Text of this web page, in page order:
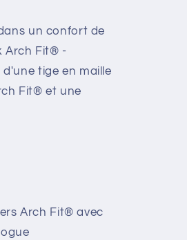
un confort de
Arch Fit® -
tige en maille
Fit® et une
Arch Fit® avec